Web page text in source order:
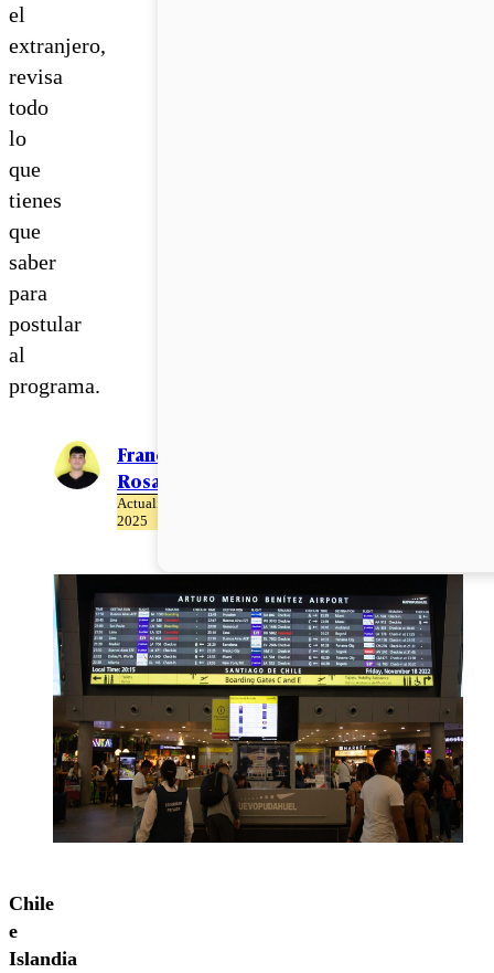
el
extranjero,
revisa
todo
lo
que
tienes
que
saber
para
postular
al
programa.
Francisco
Rosales
Actualizado el 22 de Abril del
2025
Chile
e
Islandia